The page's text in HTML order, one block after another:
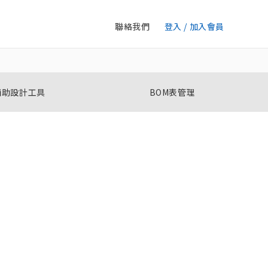
登入 / 加入會員
聯絡我們
設計工具 BOM表管理